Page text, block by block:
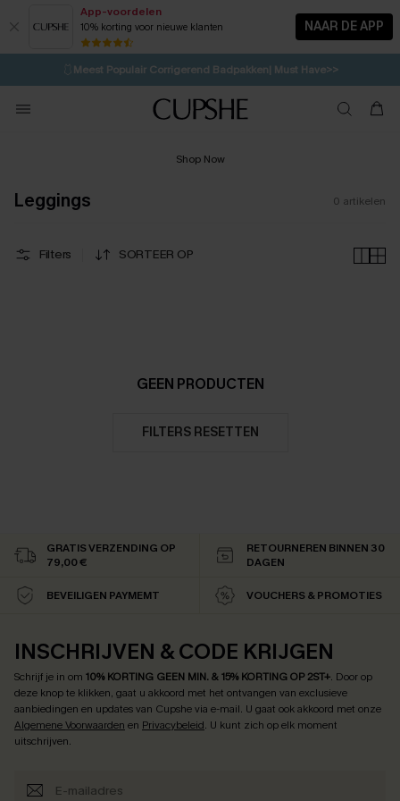
App-voordelen
10% korting voor nieuwe klanten NAAR DE APP
⚡️LAATSTE KANS | Tot 50% korting>>
🩱Meest Populair Corrigerend Badpakken| Must Have>>
💌Abonneer je & ontvang tot 15% korting>>
Koop 3, krijg 15% korting | CODE: SW15 1D:10H:22M:0S
Shop Now
Leggings 0 artikelen
Filters SORTEER OP
GEEN PRODUCTEN
FILTERS RESETTEN
GRATIS VERZENDING OP
79,00 €
RETOURNEREN BINNEN 30
DAGEN
BEVEILIGEN PAYMEMT VOUCHERS & PROMOTIES
INSCHRIJVEN & CODE KRIJGEN
Schrijf je in om 10% KORTING GEEN MIN. & 15% KORTING OP 2ST+. Door op
deze knop te klikken, gaat u akkoord met het ontvangen van exclusieve
aanbiedingen en updates van Cupshe via e-mail. U gaat ook akkoord met onze
Algemene Voorwaarden en Privacybeleid. U kunt zich op elk moment
uitschrijven.